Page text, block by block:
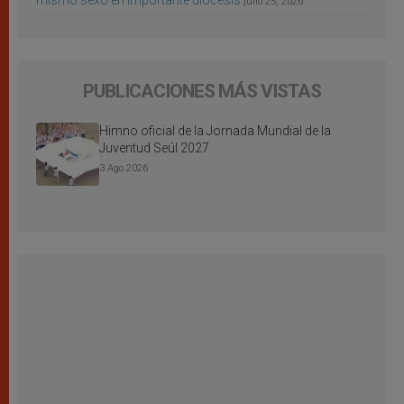
PUBLICACIONES MÁS VISTAS
Himno oficial de la Jornada Mundial de la
Juventud Seúl 2027
3 Ago 2026